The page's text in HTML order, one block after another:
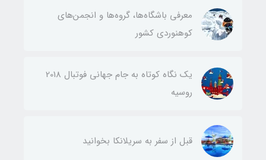
معرفی باشگاه‌ها، گروه‌ها و انجمن‌های
کوهنوردی کشور
یک نگاه کوتاه به جام جهانی فوتبال 2018
روسیه
قبل از سفر به سریلانکا بخوانید